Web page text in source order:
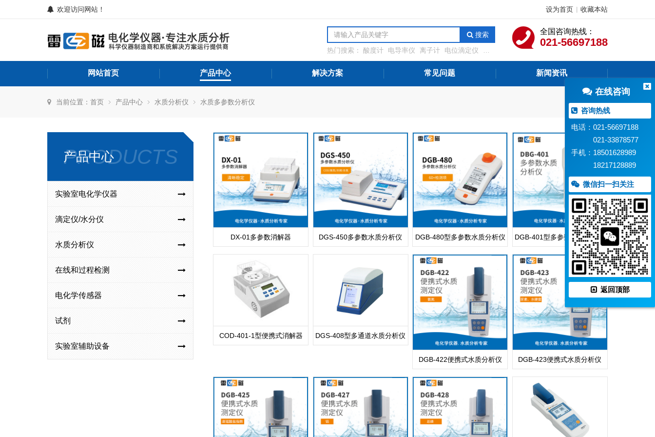
欢迎访问网站！ 设为首页 收藏本站
搜索
热门搜索： 酸度计 电导率仪 离子计 电位滴定仪
全国咨询热线：
021-56697188
网站首页 产品中心 解决方案 常见问题 新闻资讯
当前位置： 首页 产品中心 水质分析仪 水质多参数分析仪
产品中心
PRODUCTS
实验室电化学仪器
滴定仪/水分仪
水质分析仪
在线和过程检测
电化学传感器
试剂
实验室辅助设备
DX-01多参数消解器 DGS-450多参数水质分析仪 DGB-480型多参数水质分析仪 DGB-401型多参数水质分析仪
COD-401-1型便携式消解器 DGS-408型多通道水质分析仪
DGB-422便携式水质分析仪
DGB-423便携式水质分析仪
在线咨询
咨询热线
电话：021-56697188
021-33878577
手机：18501628989
18217128889
微信扫一扫关注
返回顶部